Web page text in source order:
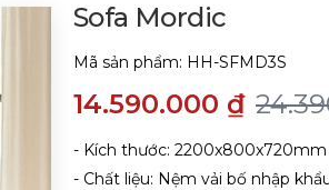
Sofa Mordic
Mã sản phẩm: HH-SFMD3S
14.590.000 ₫
- Kích thước: 2200x800x720mm
- Chất liệu: Nệm vải bố nhập